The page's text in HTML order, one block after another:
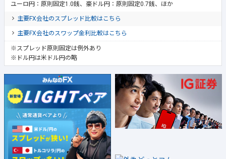
ユーロ円：原則固定1.0銭、豪ドル円：原則固定0.7銭、ほか
主要FX会社のスプレッド比較はこちら
主要FX会社のスワップ金利比較はこちら
※スプレッド原則固定は例外あり
※ドル円は米ドル円の略